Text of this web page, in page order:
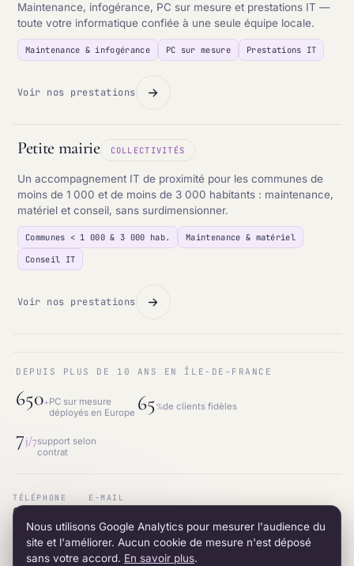
Maintenance, infogérance, PC sur mesure et prestations IT —
toute votre informatique confiée à une seule équipe locale.
Maintenance & infogérance PC sur mesure Prestations IT
Voir nos prestations
Petite mairie COLLECTIVITÉS
Un accompagnement IT de proximité pour les communes de
moins de 1 000 et de moins de 3 000 habitants : maintenance,
matériel et conseil, sans surdimensionner.
Communes < 1 000 & 3 000 hab.
Maintenance & matériel
Conseil IT
Voir nos prestations
DEPUIS PLUS DE 10 ANS EN ÎLE-DE-FRANCE
650+PC sur mesure
déployés en Europe 65%de clients fidèles
7j/7support selon
contrat
TÉLÉPHONE
01.87.53.66.31
E-MAIL
ADRESSE
12 avenue du 8 mai 1945 · 95200 Sarcelles
RÉSEAU
LinkedIn
Nous utilisons Google Analytics pour mesurer l'audience du
site et l'améliorer. Aucun cookie de mesure n'est déposé
sans votre accord. En savoir plus.